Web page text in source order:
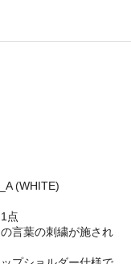
(WHITE)
点
言葉の刺繍が施され